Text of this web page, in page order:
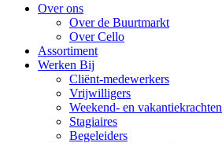
Over ons
Over de Buurtmarkt
Over Cello
Assortiment
Werken Bij
Cliënt-medewerkers
Vrijwilligers
Weekend- en vakantiekrachten
Stagiaires
Begeleiders